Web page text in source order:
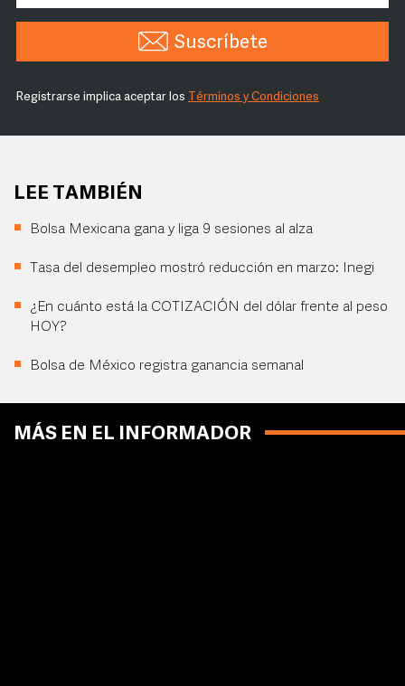
Suscríbete
Registrarse implica aceptar los Términos y Condiciones
LEE TAMBIÉN
Bolsa Mexicana gana y liga 9 sesiones al alza
Tasa del desempleo mostró reducción en marzo: Inegi
¿En cuánto está la COTIZACIÓN del dólar frente al peso
HOY?
Bolsa de México registra ganancia semanal
MÁS EN EL INFORMADOR